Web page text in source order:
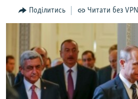
пошукуІНТЕРВ'Ю
СПЕЦПРОЕКТИ
ДЕПОРТАЦІЯ
ВІДЕОУРОКИ «ELIFBE»
ЯК ОБІЙТИ БЛОКУВАННЯ
Русский
Поділитись Читати без VPN